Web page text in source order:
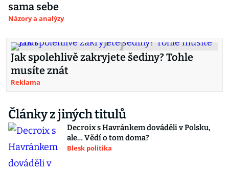
sama sebe
Názory a analýzy
Jak spolehlivě zakryjete šediny? Tohle
musíte znát
Reklama
Články z jiných titulů
Decroix s Havránkem dováděli v Polsku,
ale… Vědí o tom doma?
Blesk politika